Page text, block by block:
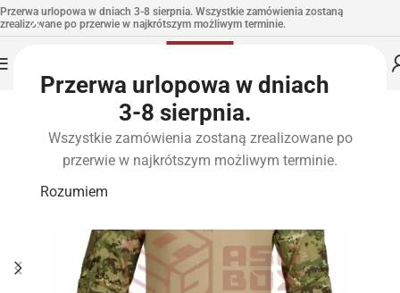
Przerwa urlopowa w dniach
3-8 sierpnia.
Wszystkie zamówienia zostaną zrealizowane po
przerwie w najkrótszym możliwym terminie.
Rozumiem
Przerwa urlopowa w dniach 3-8 sierpnia. Wszystkie zamówienia zostaną
zrealizowane po przerwie w najkrótszym możliwym terminie.